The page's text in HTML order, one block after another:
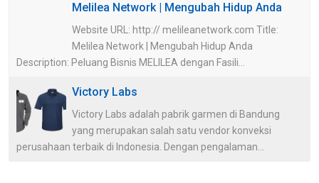
Melilea Network | Mengubah Hidup Anda
Website URL: http:// melileanetwork.com Title:
Melilea Network | Mengubah Hidup Anda
Description: Peluang Bisnis MELILEA dengan Fasili...
Victory Labs
Victory Labs adalah pabrik garmen di Bandung
yang merupakan salah satu vendor konveksi
perusahaan terbaik di Indonesia. Dengan pengalaman...